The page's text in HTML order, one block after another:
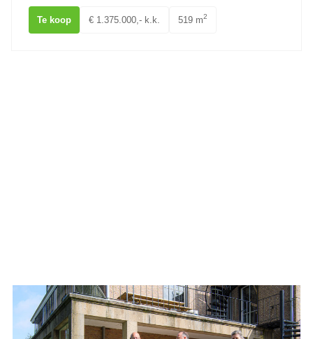
Te koop € 1.375.000,- k.k. 519 m2
Aanbod van LUC
Neem de tijd om onze lijst met beschikbare object te bekijken en